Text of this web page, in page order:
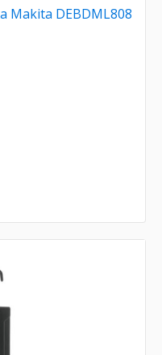
Makita DEBDML808